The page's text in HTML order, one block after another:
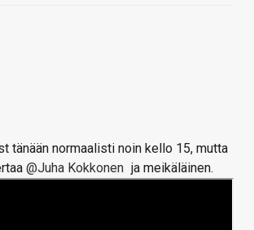
tänään normaalisti noin kello 15, mutta
@Juha Kokkonen ja meikäläinen.